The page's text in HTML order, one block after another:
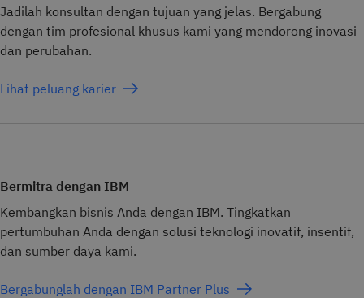
Jadilah konsultan dengan tujuan yang jelas. Bergabung
dengan tim profesional khusus kami yang mendorong inovasi
dan perubahan.
Lihat peluang karier
Bermitra dengan IBM
Kembangkan bisnis Anda dengan IBM. Tingkatkan
pertumbuhan Anda dengan solusi teknologi inovatif, insentif,
dan sumber daya kami.
Bergabunglah dengan IBM Partner Plus